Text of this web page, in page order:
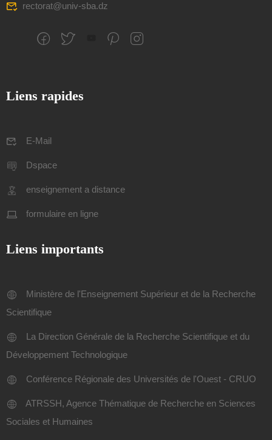
rectorat@univ-sba.dz
Liens rapides
E-Mail
Dspace
enseignement a distance
formulaire en ligne
Liens importants
Ministère de l'Enseignement Supérieur et de la Recherche
Scientifique
La Direction Générale de la Recherche Scientifique et du
Développement Technologique
Conférence Régionale des Universités de l'Ouest - CRUO
ATRSSH, Agence Thématique de Recherche en Sciences
Sociales et Humaines